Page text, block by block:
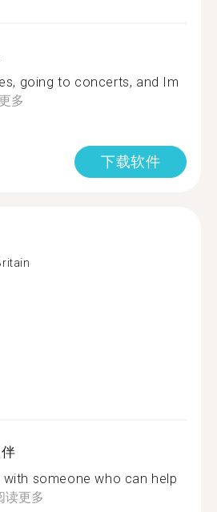
going to concerts, and Im
多
下载软件
someone who can help
读更多